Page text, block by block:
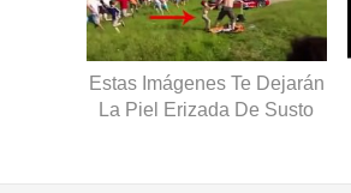
Estas Imágenes Te Dejarán
La Piel Erizada De Susto